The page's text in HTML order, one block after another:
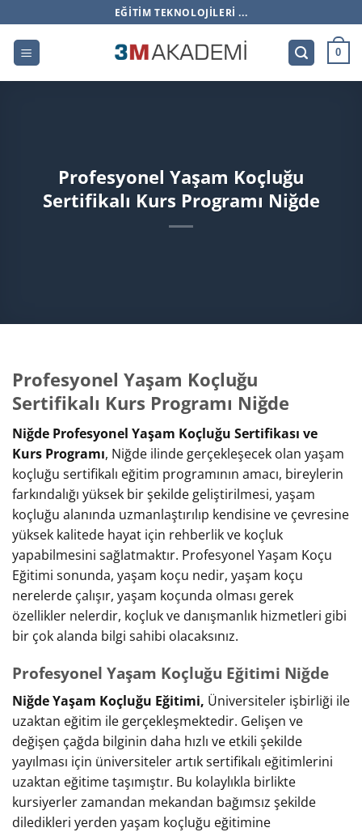
atla
EĞITIM TEKNOLOJILERI ...
0
Profesyonel Yaşam Koçluğu
Sertifikalı Kurs Programı Niğde
Profesyonel Yaşam Koçluğu
Sertifikalı Kurs Programı Niğde
Niğde Profesyonel Yaşam Koçluğu Sertifikası ve
Kurs Programı, Niğde ilinde gerçekleşecek olan yaşam
koçluğu sertifikalı eğitim programının amacı, bireylerin
farkındalığı yüksek bir şekilde geliştirilmesi, yaşam
koçluğu alanında uzmanlaştırılıp kendisine ve çevresine
yüksek kalitede hayat için rehberlik ve koçluk
yapabilmesini sağlatmaktır. Profesyonel Yaşam Koçu
Eğitimi sonunda, yaşam koçu nedir, yaşam koçu
nerelerde çalışır, yaşam koçunda olması gerek
özellikler nelerdir, koçluk ve danışmanlık hizmetleri gibi
bir çok alanda bilgi sahibi olacaksınız.
Profesyonel Yaşam Koçluğu Eğitimi Niğde
Niğde Yaşam Koçluğu Eğitimi, Üniversiteler işbirliği ile
uzaktan eğitim ile gerçekleşmektedir. Gelişen ve
değişen çağda bilginin daha hızlı ve etkili şekilde
yayılması için üniversiteler artık sertifikalı eğitimlerini
uzaktan eğitime taşımıştır. Bu kolaylıkla birlikte
kursiyerler zamandan mekandan bağımsız şekilde
diledikleri yerden yaşam koçluğu eğitimine